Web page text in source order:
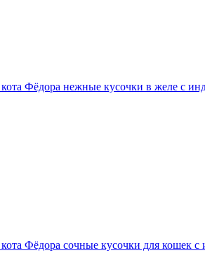
Фёдора нежные кусочки в желе с
Фёдора сочные кусочки для кошек с